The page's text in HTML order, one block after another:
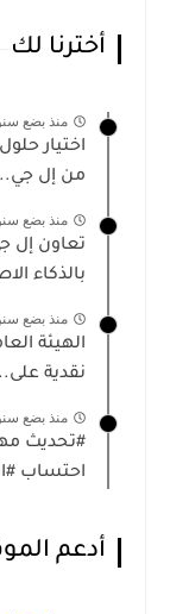
أخترنا لك
منذ بضع
اختيار
من إل
منذ بضع
تعاون إل
بالذكاء
منذ بضع
نقدية
منذ بضع
احتساب
أدعم